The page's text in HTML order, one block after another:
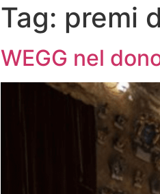
Tag: premi
WEGG nel